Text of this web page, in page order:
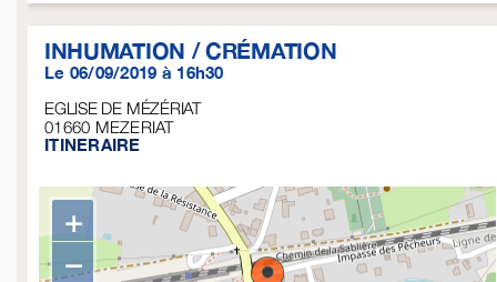
INHUMATION / CRÉMATION
Le 06/09/2019 à 16h30
EGLISE DE MÉZÉRIAT
01660 MEZERIAT
ITINERAIRE
+
−